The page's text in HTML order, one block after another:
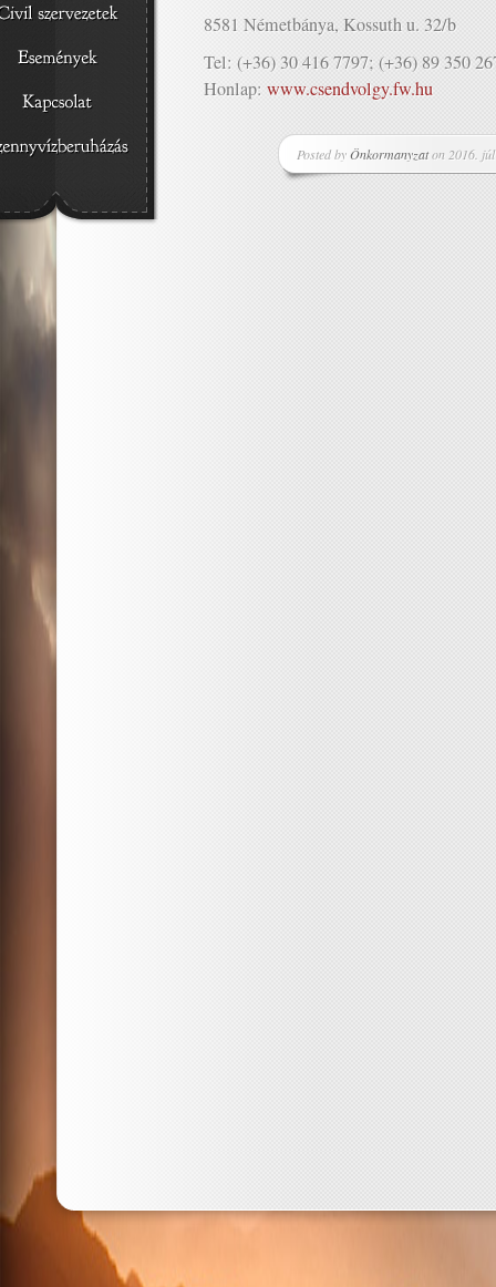
8581 Németbánya, Kossuth u. 32/b
Tel: (+36) 30 416 7797; (+36) 89 350
Honlap: www.csendvolgy.fw.hu
Posted byÖnkormanyzaton 2016.